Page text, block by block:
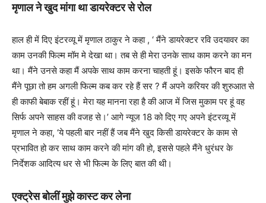
मृणाल ने खुद मांगा था डायरेक्टर से रोल
हाल ही में दिए इंटरव्यू में मृणाल ठाकुर ने कहा , ‘ मैंने डायरेक्टर रवि उदयावर का
काम उनकी फिल्म मॉम मे देखा था। तब से ही मेरा उनके साथ काम करने का मन
था। मैंने उनसे कहा मैं अपके साथ काम करना चाहती हूं। इसके फौरन बाद ही
मैंने पूछा तो हम अगली फिल्म कब कर रहे हैं सर ? मैं अपने करियर की शुरुआत से
ही काफी बेबाक रहीं हूं। मेरा यह मानना रहा है की आज में जिस मुकाम पर हूं वह
सिर्फ अपने साहस की वजह से।’ आगे न्यूज 18 को दिए गए अपने इंटरव्यू में
मृणाल ने कहा, ‘ये पहली बार नहीं हैं जब मैंने खुद किसी डायरेक्टर के काम से
प्रभावित हो कर साथ काम करने की मांग की हो, इससे पहले मैंने धुरंधर के
निर्देशक आदित्य धर से भी फिल्म के लिए बात की थी।
एक्ट्रेस बोलीं मुझे कास्ट कर लेना